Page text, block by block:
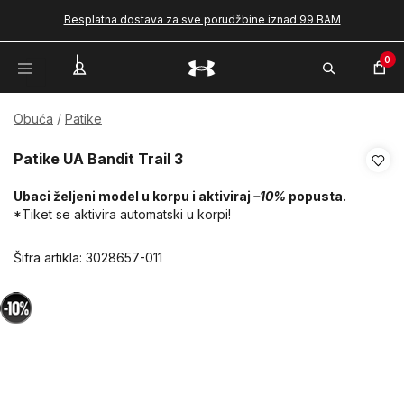
Besplatna dostava za sve porudžbine iznad 99 BAM
0
Obuća Patike
Patike UA Bandit Trail 3
Ubaci željeni model u korpu i aktiviraj –10% popusta.
*Tiket se aktivira automatski u korpi!
Šifra artikla: 3028657-011